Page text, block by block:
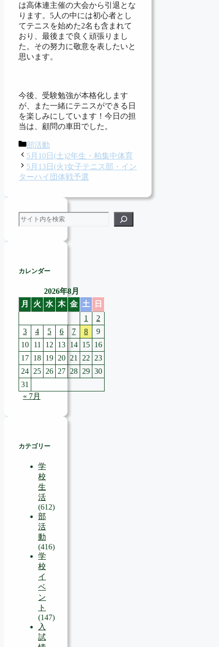
は高体連主催の大会から引退とな
ります。5人の中には初心者とし
てテニスを始めた2名も含まれて
おり、最後まで良く頑張りまし
た。その努力に敬意を表したいと
思います。
今後、受験勉強が本格化します
が、また一緒にテニスができる日
を楽しみにしています！今日の担
当は、顧問の車田でした。
カ
テ
ゴ
リ
部活動
5月10日(土)2年生・柏集中体育
5月13日(火)女子テニス部・イン
ターハイ団体戦予選
検索
カレンダー
2026年8月
月
火 水 木 金 土
日
1
2
3
4 5 6 7 8
9
10
11 12 13 14 15 16
17 18 19 20 21 22
23
24 25 26 27 28 29 30
31
« 7月
カテゴリー
学
校
生
活
(612)
部
活
動
(416)
学
校
イ
ベ
ン
ト
(147)
入
試